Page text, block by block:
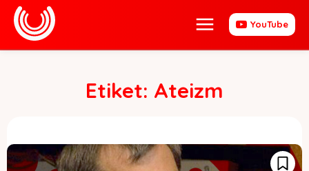
YouTube
Etiket: Ateizm